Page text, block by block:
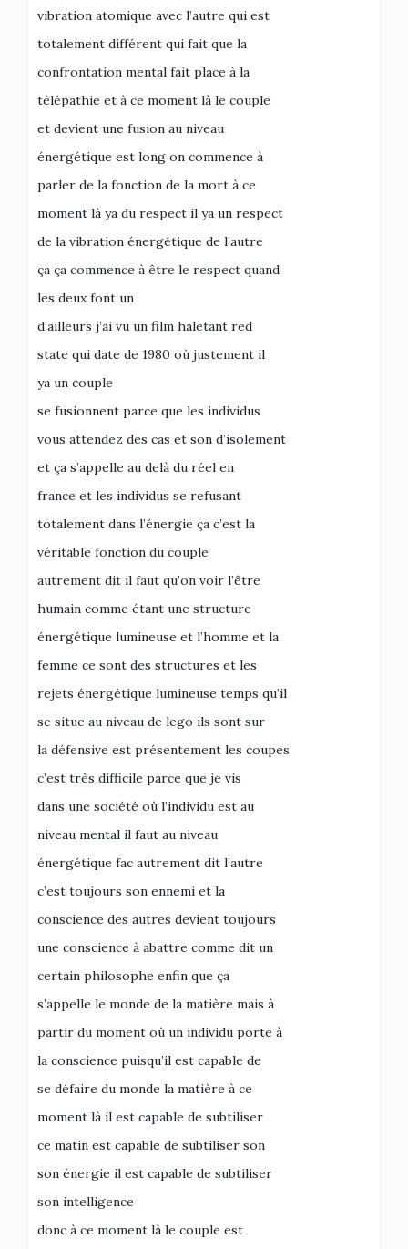
vibration atomique avec l’autre qui est
totalement différent qui fait que la
confrontation mental fait place à la
télépathie et à ce moment là le couple
et devient une fusion au niveau
énergétique est long on commence à
parler de la fonction de la mort à ce
moment là ya du respect il ya un respect
de la vibration énergétique de l’autre
ça ça commence à être le respect quand
les deux font un
d’ailleurs j’ai vu un film haletant red
state qui date de 1980 où justement il
ya un couple
se fusionnent parce que les individus
vous attendez des cas et son d’isolement
et ça s’appelle au delà du réel en
france et les individus se refusant
totalement dans l’énergie ça c’est la
véritable fonction du couple
autrement dit il faut qu’on voir l’être
humain comme étant une structure
énergétique lumineuse et l’homme et la
femme ce sont des structures et les
rejets énergétique lumineuse temps qu’il
se situe au niveau de lego ils sont sur
la défensive est présentement les coupes
c’est très difficile parce que je vis
dans une société où l’individu est au
niveau mental il faut au niveau
énergétique fac autrement dit l’autre
c’est toujours son ennemi et la
conscience des autres devient toujours
une conscience à abattre comme dit un
certain philosophe enfin que ça
s’appelle le monde de la matière mais à
partir du moment où un individu porte à
la conscience puisqu’il est capable de
se défaire du monde la matière à ce
moment là il est capable de subtiliser
ce matin est capable de subtiliser son
son énergie il est capable de subtiliser
son intelligence
donc à ce moment là le couple est